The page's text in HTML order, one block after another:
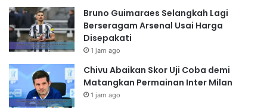
Bruno Guimaraes Selangkah Lagi
Berseragam Arsenal Usai Harga
Disepakati
1 jam ago
Chivu Abaikan Skor Uji Coba demi
Matangkan Permainan Inter Milan
1 jam ago